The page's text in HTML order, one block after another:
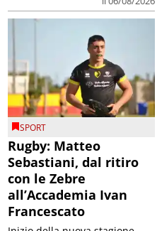
SPORT
Rugby: Matteo
Sebastiani, dal ritiro
con le Zebre
all’Accademia Ivan
Francescato